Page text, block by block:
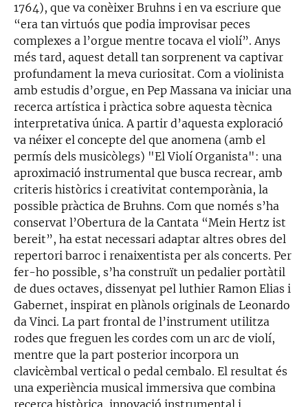
1764), que va conèixer Bruhns i en va escriure que
“era tan virtuós que podia improvisar peces
complexes a l’orgue mentre tocava el violí”. Anys
més tard, aquest detall tan sorprenent va captivar
profundament la meva curiositat. Com a violinista
amb estudis d’orgue, en Pep Massana va iniciar una
recerca artística i pràctica sobre aquesta tècnica
interpretativa única. A partir d’aquesta exploració
va néixer el concepte del que anomena (amb el
permís dels musicòlegs) "El Violí Organista": una
aproximació instrumental que busca recrear, amb
criteris històrics i creativitat contemporània, la
possible pràctica de Bruhns. Com que només s’ha
conservat l’Obertura de la Cantata “Mein Hertz ist
bereit”, ha estat necessari adaptar altres obres del
repertori barroc i renaixentista per als concerts. Per
fer-ho possible, s’ha construït un pedalier portàtil
de dues octaves, dissenyat pel luthier Ramon Elias i
Gabernet, inspirat en plànols originals de Leonardo
da Vinci. La part frontal de l’instrument utilitza
rodes que freguen les cordes com un arc de violí,
mentre que la part posterior incorpora un
clavicèmbal vertical o pedal cembalo. El resultat és
una experiència musical immersiva que combina